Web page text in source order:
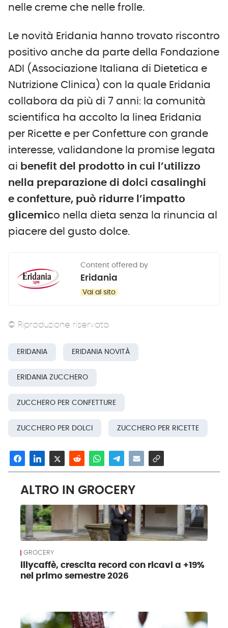
nelle creme che nelle frolle.
Le novità Eridania hanno trovato riscontro
positivo anche da parte della Fondazione
ADI (Associazione Italiana di Dietetica e
Nutrizione Clinica) con la quale Eridania
collabora da più di 7 anni: la comunità
scientifica ha accolto la linea Eridania
per Ricette e per Confetture con grande
interesse, validandone la promise legata
ai benefit del prodotto in cui l’utilizzo
nella preparazione di dolci casalinghi
e confetture, può ridurre l’impatto
glicemico nella dieta senza la rinuncia al
piacere del gusto dolce.
Content offered by
Eridania
Vai al sito
© Riproduzione riservata
ERIDANIA ERIDANIA NOVITÀ
ERIDANIA ZUCCHERO
ZUCCHERO PER CONFETTURE
ZUCCHERO PER DOLCI ZUCCHERO PER RICETTE
ALTRO IN GROCERY
GROCERY
illycaffè, crescita record con ricavi a +19%
nel primo semestre 2026